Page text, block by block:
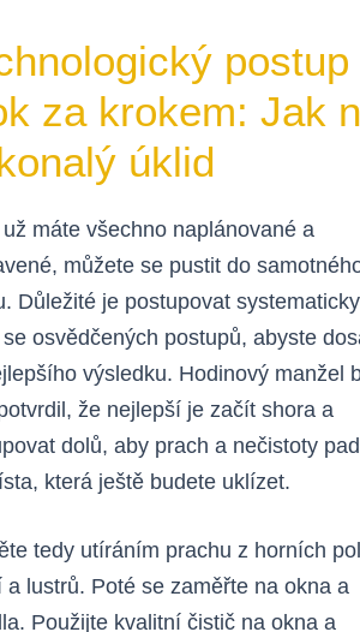
postup
za krokem: Jak
úklid
máte všechno naplánované a
můžete se pustit do
Důležité je postupovat
osvědčených postupů, abyste
výsledku. Hodinový manžel
že nejlepší je začít shora a
dolů, aby prach a nečistoty
která ještě budete uklízet.
tedy utíráním prachu z horních
a lustrů. Poté se zaměřte na okna a
Použijte kvalitní čistič na okna a